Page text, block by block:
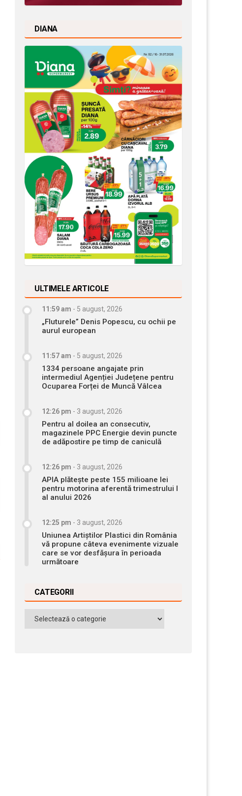
DIANA
ULTIMELE ARTICOLE
11:59 am - 5 august, 2026
„Fluturele” Denis Popescu, cu ochii pe
aurul european
11:57 am - 5 august, 2026
1334 persoane angajate prin
intermediul Agenției Județene pentru
Ocuparea Forței de Muncă Vâlcea
12:26 pm - 3 august, 2026
Pentru al doilea an consecutiv,
magazinele PPC Energie devin puncte
de adăpostire pe timp de caniculă
12:26 pm - 3 august, 2026
APIA plătește peste 155 milioane lei
pentru motorina aferentă trimestrului I
al anului 2026
12:25 pm - 3 august, 2026
Uniunea Artiștilor Plastici din România
vă propune câteva evenimente vizuale
care se vor desfășura în perioada
următoare
CATEGORII
Categorii